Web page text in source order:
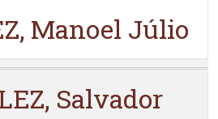
Manoel Júlio
Salvador